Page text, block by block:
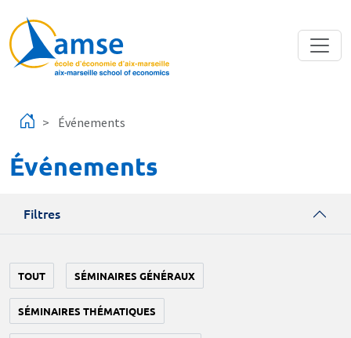
Événements
Événements
Filtres
TOUT SÉMINAIRES GÉNÉRAUX
SÉMINAIRES THÉMATIQUES